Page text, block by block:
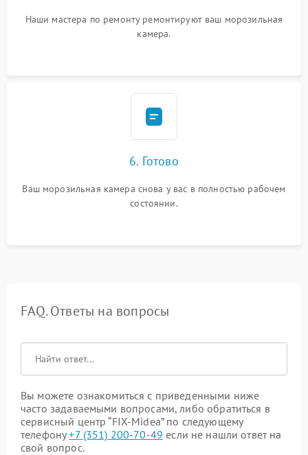
Наши мастера по ремонту ремонтируют ваш морозильная
камера.
6. Готово
Ваш морозильная камера снова у вас в полностью рабочем
состоянии.
FAQ. Ответы на вопросы
Вы можете ознакомиться с приведенными ниже
часто задаваемыми вопросами, либо обратиться в
сервисный центр “FIX-Midea” по следующему
телефону+7 (351) 200-70-49 если не нашли ответ на
свой вопрос.